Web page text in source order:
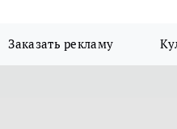
Заказать рекламу